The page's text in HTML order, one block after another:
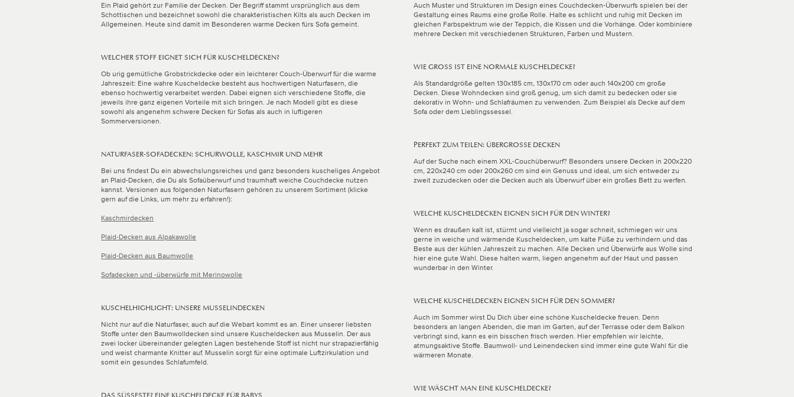
Ein Plaid gehört zur Familie der Decken. Der Begriff stammt ursprünglich aus dem
Schottischen und bezeichnet sowohl die charakteristischen Kilts als auch Decken im
Allgemeinen. Heute sind damit im Besonderen warme Decken fürs Sofa gemeint.
WELCHER STOFF EIGNET SICH FÜR KUSCHELDECKEN?
Ob urig gemütliche Grobstrickdecke oder ein leichterer Couch-Überwurf für die warme
Jahreszeit: Eine wahre Kuscheldecke besteht aus hochwertigen Naturfasern, die
ebenso hochwertig verarbeitet werden. Dabei eignen sich verschiedene Stoffe, die
jeweils ihre ganz eigenen Vorteile mit sich bringen. Je nach Modell gibt es diese
sowohl als angenehm schwere Decken für Sofas als auch in luftigeren
Sommerversionen.
NATURFASER-SOFADECKEN: SCHURWOLLE, KASCHMIR UND MEHR
Bei uns findest Du ein abwechslungsreiches und ganz besonders kuscheliges Angebot
an Plaid-Decken, die Du als Sofaüberwurf und traumhaft weiche Couchdecke nutzen
kannst. Versionen aus folgenden Naturfasern gehören zu unserem Sortiment (klicke
gern auf die Links, um mehr zu erfahren!):
Kaschmirdecken
Plaid-Decken aus Alpakawolle
Plaid-Decken aus Baumwolle
Sofadecken und -überwürfe mit Merinowolle
KUSCHELHIGHLIGHT: UNSERE MUSSELINDECKEN
Nicht nur auf die Naturfaser, auch auf die Webart kommt es an. Einer unserer liebsten
Stoffe unter den Baumwolldecken sind unsere Kuscheldecken aus Musselin. Der aus
zwei locker übereinander gelegten Lagen bestehende Stoff ist nicht nur strapazierfähig
und weist charmante Knitter auf. Musselin sorgt für eine optimale Luftzirkulation und
somit ein gesundes Schlafumfeld.
Auch Muster und Strukturen im Design eines Couchdecken-Überwurfs spielen bei der
Gestaltung eines Raums eine große Rolle. Halte es schlicht und ruhig mit Decken im
gleichen Farbspektrum wie der Teppich, die Kissen und die Vorhänge. Oder kombiniere
mehrere Decken mit verschiedenen Strukturen, Farben und Mustern.
WIE GROSS IST EINE NORMALE KUSCHELDECKE?
Als Standardgröße gelten 130x185 cm, 130x170 cm oder auch 140x200 cm große
Decken. Diese Wohndecken sind groß genug, um sich damit zu bedecken oder sie
dekorativ in Wohn- und Schlafräumen zu verwenden. Zum Beispiel als Decke auf dem
Sofa oder dem Lieblingssessel.
PERFEKT ZUM TEILEN: ÜBERGROSSE DECKEN
Auf der Suche nach einem XXL-Couchüberwurf? Besonders unsere Decken in 200x220
cm, 220x240 cm oder 200x260 cm sind ein Genuss und ideal, um sich entweder zu
zweit zuzudecken oder die Decken auch als Überwurf über ein großes Bett zu werfen.
WELCHE KUSCHELDECKEN EIGNEN SICH FÜR DEN WINTER?
Wenn es draußen kalt ist, stürmt und vielleicht ja sogar schneit, schmiegen wir uns
gerne in weiche und wärmende Kuscheldecken, um kalte Füße zu verhindern und das
Beste aus der kühlen Jahreszeit zu machen. Alle Decken und Überwürfe aus Wolle sind
hier eine gute Wahl. Diese halten warm, liegen angenehm auf der Haut und passen
wunderbar in den Winter.
WELCHE KUSCHELDECKEN EIGNEN SICH FÜR DEN SOMMER?
Auch im Sommer wirst Du Dich über eine schöne Kuscheldecke freuen. Denn
besonders an langen Abenden, die man im Garten, auf der Terrasse oder dem Balkon
verbringt sind, kann es ein bisschen frisch werden. Hier empfehlen wir leichte,
atmungsaktive Stoffe. Baumwoll- und Leinendecken sind immer eine gute Wahl für die
wärmeren Monate.
WIE WÄSCHT MAN EINE KUSCHELDECKE?